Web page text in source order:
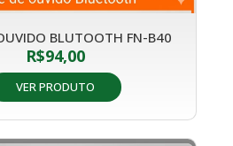
BLUTOOTH FN-B40
R$94,00
VER PRODUTO